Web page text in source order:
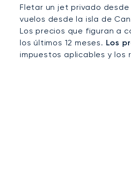
Fletar un jet privado
vuelos desde la isla de
Los precios que figuran a
los últimos 12 meses. Los
impuestos aplicables y los